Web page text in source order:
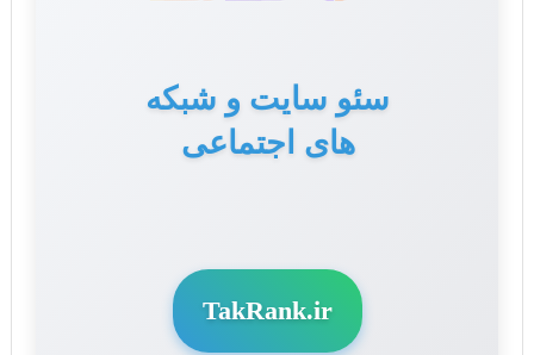
سئو سایت و شبکه
های اجتماعی
TakRank.ir